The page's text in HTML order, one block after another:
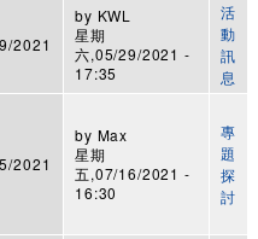
2021
by KWL
星期
六,05/29/2021 -
17:35
活
動
訊
息
2021
by Max
星期
五,07/16/2021 -
16:30
專
題
探
討